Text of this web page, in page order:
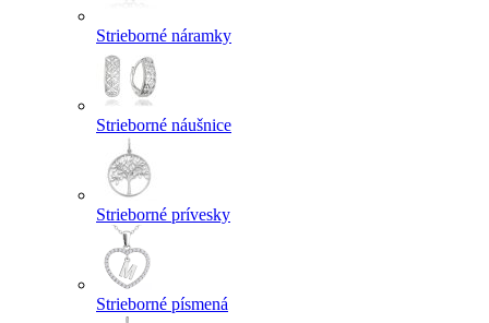
Strieborné náramky
Strieborné náušnice
Strieborné prívesky
Strieborné písmená